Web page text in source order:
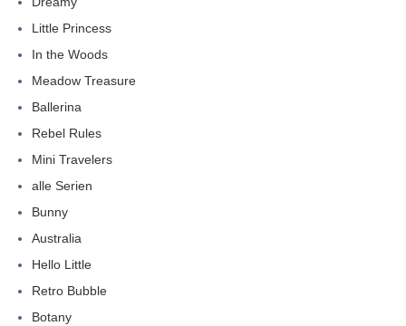
Little Princess
In the Woods
Meadow Treasure
Ballerina
Rebel Rules
Mini Travelers
alle Serien
Bunny
Australia
Hello Little
Retro Bubble
Botany